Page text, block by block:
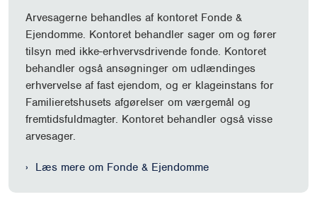
Arvesagerne behandles af kontoret Fonde &
Ejendomme. Kontoret behandler sager om og fører
tilsyn med ikke-erhvervsdrivende fonde. Kontoret
behandler også ansøgninger om udlændinges
erhvervelse af fast ejendom, og er klageinstans for
Familieretshusets afgørelser om værgemål og
fremtidsfuldmagter. Kontoret behandler også visse
arvesager.
Læs mere om Fonde & Ejendomme